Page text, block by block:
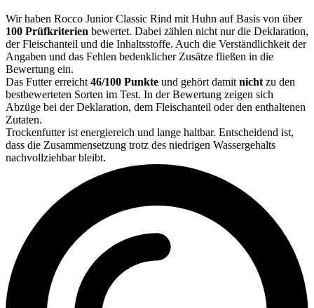
Wir haben Rocco Junior Classic Rind mit Huhn auf Basis von über
100 Prüfkriterien bewertet. Dabei zählen nicht nur die Deklaration,
der Fleischanteil und die Inhaltsstoffe. Auch die Verständlichkeit der
Angaben und das Fehlen bedenklicher Zusätze fließen in die
Bewertung ein.
Das Futter erreicht 46/100 Punkte und gehört damit nicht zu den
bestbewerteten Sorten im Test. In der Bewertung zeigen sich
Abzüge bei der Deklaration, dem Fleischanteil oder den enthaltenen
Zutaten.
Trockenfutter ist energiereich und lange haltbar. Entscheidend ist,
dass die Zusammensetzung trotz des niedrigen Wassergehalts
nachvollziehbar bleibt.